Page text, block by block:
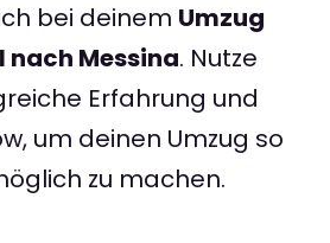
bei deinem Umzug
Messina. Nutze
Erfahrung und
um deinen Umzug so
zu machen.